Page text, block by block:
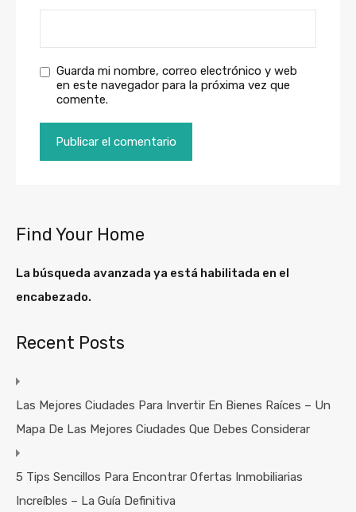
Guarda mi nombre, correo electrónico y web
en este navegador para la próxima vez que
comente.
Find Your Home
La búsqueda avanzada ya está habilitada en el
encabezado.
Recent Posts
Las Mejores Ciudades Para Invertir En Bienes Raíces – Un
Mapa De Las Mejores Ciudades Que Debes Considerar
5 Tips Sencillos Para Encontrar Ofertas Inmobiliarias
Increíbles – La Guía Definitiva